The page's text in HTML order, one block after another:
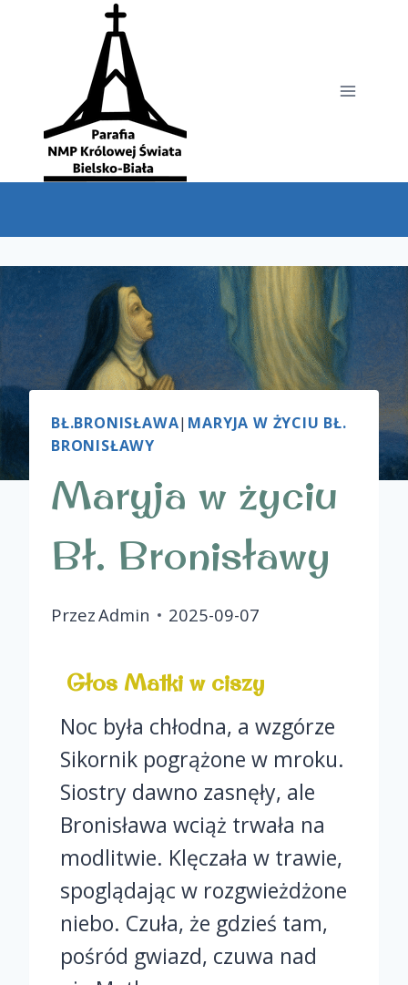
BŁ.BRONISŁAWA| MARYJA W ŻYCIU BŁ.
BRONISŁAWY
Maryja w życiu
Bł. Bronisławy
PrzezAdmin 2025-09-07
Głos Matki w ciszy
Noc była chłodna, a wzgórze
Sikornik pogrążone w mroku.
Siostry dawno zasnęły, ale
Bronisława wciąż trwała na
modlitwie. Klęczała w trawie,
spoglądając w rozgwieżdżone
niebo. Czuła, że gdzieś tam,
pośród gwiazd, czuwa nad